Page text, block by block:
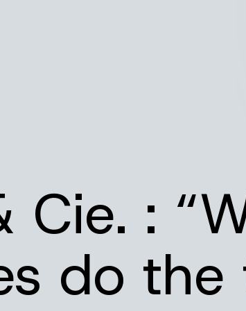
podcasts
Cie. :
do the